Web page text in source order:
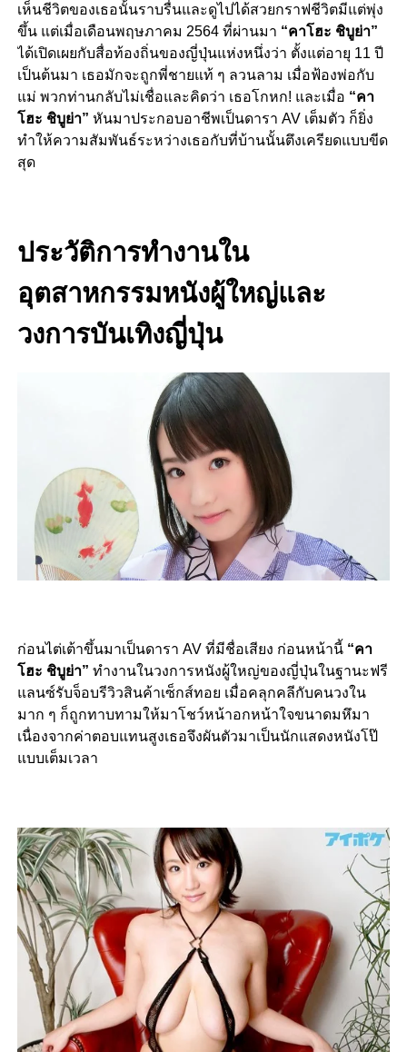
เห็นชีวิตของเธอนั้นราบรื่นและดูไปได้สวยกราฟชีวิตมีแต่พุ่ง
ขึ้น แต่เมื่อเดือนพฤษภาคม 2564 ที่ผ่านมา “คาโฮะ ชิบูย่า”
ได้เปิดเผยกับสื่อท้องถิ่นของญี่ปุ่นแห่งหนึ่งว่า ตั้งแต่อายุ 11 ปี
เป็นต้นมา เธอมักจะถูกพี่ชายแท้ ๆ ลวนลาม เมื่อฟ้องพ่อกับ
แม่ พวกท่านกลับไม่เชื่อและคิดว่า เธอโกหก! และเมื่อ “คา
โฮะ ชิบูย่า” หันมาประกอบอาชีพเป็นดารา AV เต็มตัว ก็ยิ่ง
ทำให้ความสัมพันธ์ระหว่างเธอกับที่บ้านนั้นตึงเครียดแบบขีด
สุด
ประวัติการทำงานใน
อุตสาหกรรมหนังผู้ใหญ่และ
วงการบันเทิงญี่ปุ่น
ก่อนไต่เต้าขึ้นมาเป็นดารา AV ที่มีชื่อเสียง ก่อนหน้านี้ “คา
โฮะ ชิบูย่า” ทำงานในวงการหนังผู้ใหญ่ของญี่ปุ่นในฐานะฟรี
แลนซ์รับจ็อบรีวิวสินค้าเซ็กส์ทอย เมื่อคลุกคลีกับคนวงใน
มาก ๆ ก็ถูกทาบทามให้มาโชว์หน้าอกหน้าใจขนาดมหึมา
เนื่องจากค่าตอบแทนสูงเธอจึงผันตัวมาเป็นนักแสดงหนังโป๊
แบบเต็มเวลา